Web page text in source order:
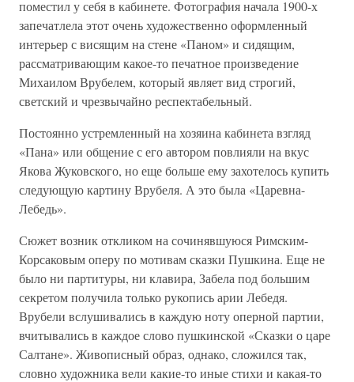
поместил у себя в кабинете. Фотография начала 1900-х
запечатлела этот очень художественно оформленный
интерьер с висящим на стене «Паном» и сидящим,
рассматривающим какое-то печатное произведение
Михаилом Врубелем, который являет вид строгий,
светский и чрезвычайно респектабельный.
Постоянно устремленный на хозяина кабинета взгляд
«Пана» или общение с его автором повлияли на вкус
Якова Жуковского, но еще больше ему захотелось купить
следующую картину Врубеля. А это была «Царевна-
Лебедь».
Сюжет возник откликом на сочинявшуюся Римским-
Корсаковым оперу по мотивам сказки Пушкина. Еще не
было ни партитуры, ни клавира, Забела под большим
секретом получила только рукопись арии Лебедя.
Врубели вслушивались в каждую ноту оперной партии,
вчитывались в каждое слово пушкинской «Сказки о царе
Салтане». Живописный образ, однако, сложился так,
словно художника вели какие-то иные стихи и какая-то